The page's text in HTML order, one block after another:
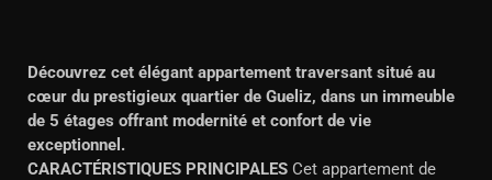
Découvrez cet élégant appartement traversant situé au
cœur du prestigieux quartier de Gueliz, dans un immeuble
de 5 étages offrant modernité et confort de vie
exceptionnel.
CARACTÉRISTIQUES PRINCIPALES Cet appartement de